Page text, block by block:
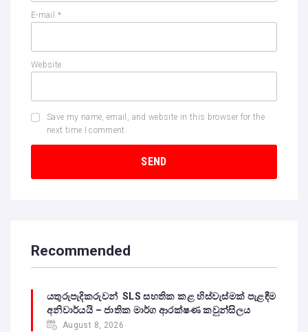
E-mail *
Website
Save my name, email, and website in this browser for the
next time I comment.
Recommended
යතුරුපැදිකරුවන් SLS සහතික කළ හිස්වැස්මක් පැළඳීම
අනිවාර්යයි – ජාතික මාර්ග ආරක්ෂණ කවුන්සිලය
August 8, 2026